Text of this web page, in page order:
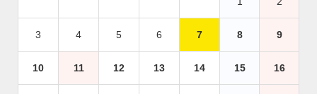
3 4 5 6 7 8 9
10 11 12 13 14 15 16